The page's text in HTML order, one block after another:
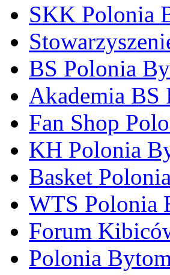
SKK Polonia
BS Polonia
Akademia BS
Fan Shop
KH Polonia
Basket
WTS Polonia
Forum
Polonia